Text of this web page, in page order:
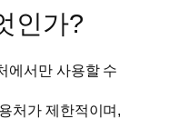
인가?
에서만 사용할 수
처가 제한적이며,